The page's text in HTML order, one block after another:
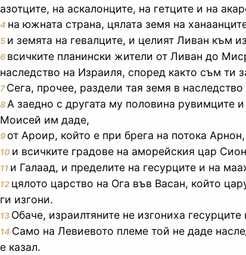
азотците, на аскалонците, на гетците и на
4 на южната страна, цялата земя на
5 и земята на гевалците, и целият Ливан към
6 всичките планински жители от Ливан до
наследство на Израиля, според както съм ти
7Сега, прочее, раздели тая земя в
8 А заедно с другата му половина рувимците
Моисей им даде,
9 от Ароир, който е при брега на потока
10 и всичките градове на аморейския цар
11 и Галаад, и пределите на гесурците и на
12 цялото царство на Ога във Васан, който
ги изгони.
13 Обаче, израилтяните не изгониха
14 Само на Левиевото племе той не даде
е казал.